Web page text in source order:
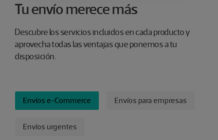
Tu envío merece más
Descubre los servicios incluidos en cada producto y
aprovecha todas las ventajas que ponemos a tu
disposición.
FILTRAR
Envíos e-Commerce Envíos para empresas
Envíos urgentes